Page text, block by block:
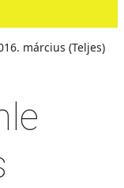
március (Teljes)